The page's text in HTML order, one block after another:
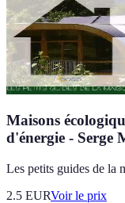
Maisons
d'énergie - Serge
Les petits guides de la
2.5 EURVoir le prix